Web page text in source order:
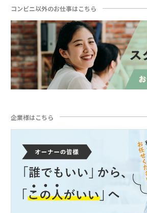
コンビニ以外のお仕事はこちら
企業様はこちら